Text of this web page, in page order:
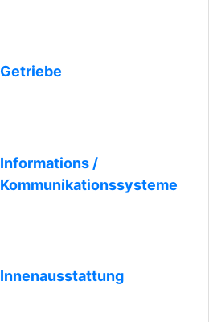
Getriebe
Informations /
Kommunikationssysteme
Innenausstattung